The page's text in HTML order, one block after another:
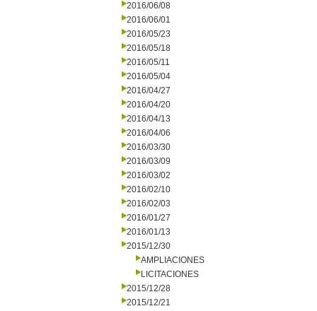
2016/06/08
2016/06/01
2016/05/23
2016/05/18
2016/05/11
2016/05/04
2016/04/27
2016/04/20
2016/04/13
2016/04/06
2016/03/30
2016/03/09
2016/03/02
2016/02/10
2016/02/03
2016/01/27
2016/01/13
2015/12/30
AMPLIACIONES
LICITACIONES
2015/12/28
2015/12/21